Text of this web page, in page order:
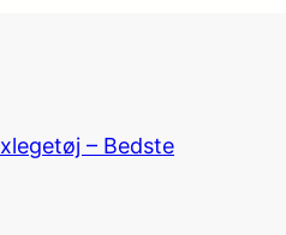
– Bedste